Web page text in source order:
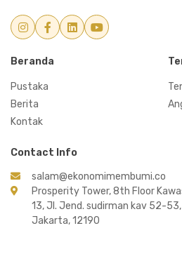
Beranda
Pustaka
Berita
Kontak
Contact Info
salam@ekonomimembumi.co
Prosperity Tower, 8th Floor
13, Jl. Jend. sudirman kav 52-
Jakarta, 12190